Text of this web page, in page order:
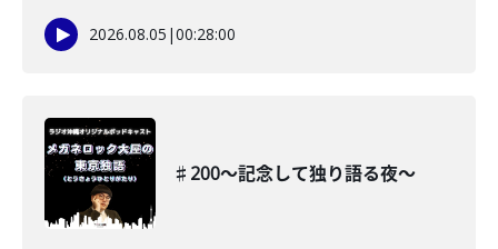
2026.08.05 |00:28:00
♯200〜記念して独り語る夜〜